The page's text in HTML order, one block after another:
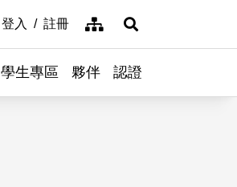
登入 註冊 網站導覽展開搜尋
學生專區 夥伴 認證